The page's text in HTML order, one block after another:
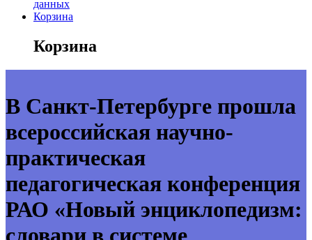
данных
Корзина
Корзина
В Санкт-Петербурге прошла
всероссийская научно-
практическая
педагогическая конференция
РАО «Новый энциклопедизм: